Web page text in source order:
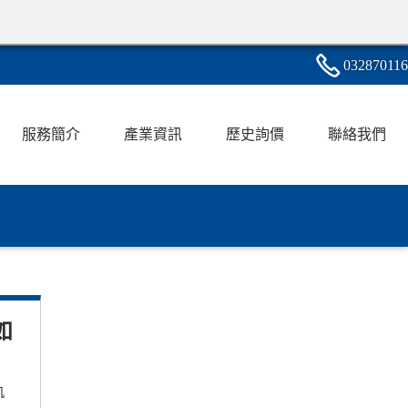
032870116
服務簡介 產業資訊 歷史詢價 聯絡我們